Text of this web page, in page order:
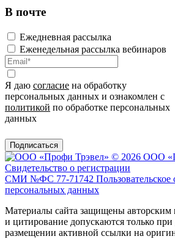
В почте
Ежедневная рассылка
Еженедельная рассылка вебинаров
Я даю согласие на обработку
персональных данных и ознакомлен с
политикой по обработке персональных
данных
Подписаться
© 2026 ООО
Свидетельство о регистрации
СМИ №ФС 77-71742 Пользовательское
персональных данных
Материалы сайта защищены авторским
и цитирование допускаются только
размещении активной ссылки на